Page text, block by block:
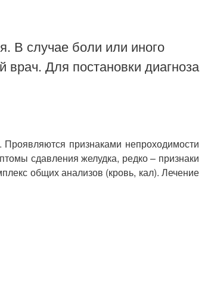
В случае боли или иного
врач. Для постановки диагноза
признаками непроходимости
сдавления желудка, редко – признаки
общих анализов (кровь, кал). Лечение